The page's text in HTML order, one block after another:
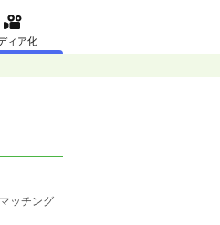
ィア化
ッチング